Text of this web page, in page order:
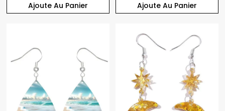
Ajoute Au Panier Ajoute Au Panier